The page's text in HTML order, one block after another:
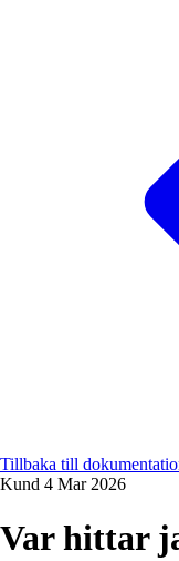
Tillbaka till
Kund 4 Mar 2026
Var hittar